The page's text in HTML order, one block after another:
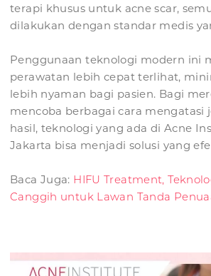
terapi khusus untuk acne scar,
dilakukan dengan standar medis
Penggunaan teknologi modern ini
perawatan lebih cepat terlihat,
lebih nyaman bagi pasien. Bagi
mencoba berbagai cara mengatasi
hasil, teknologi yang ada di Acne
Jakarta bisa menjadi solusi yang
Baca Juga: HIFU Treatment,
Canggih untuk Lawan Tanda